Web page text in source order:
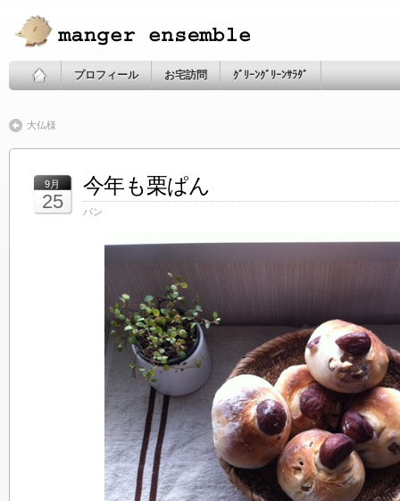
プロフィール お宅訪問 ｸﾞﾘｰﾝｸﾞﾘｰﾝｻﾗﾀﾞ
大仏様
9月
25
今年も栗ぱん
パン